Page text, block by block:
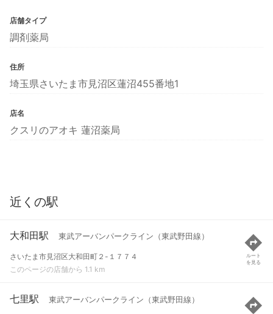
店舗タイプ
調剤薬局
住所
埼玉県さいたま市見沼区蓮沼455番地1
店名
クスリのアオキ 蓮沼薬局
近くの駅
大和田駅 東武アーバンパークライン（東武野田線）
さいたま市見沼区大和田町２-１７７４
このページの店舗から 1.1 km
ルート
を見る
七里駅 東武アーバンパークライン（東武野田線）